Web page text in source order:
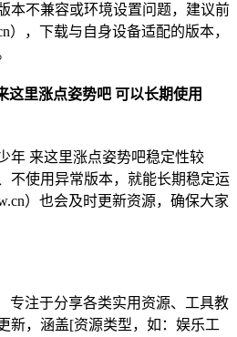
本不兼容或环境设置问题，建议前
），下载与自身设备适配的版本，
这里涨点姿势吧 可以长期使用
年 来这里涨点姿势吧稳定性较
不使用异常版本，就能长期稳定运
）也会及时更新资源，确保大家
专注于分享各类实用资源、工具教
新，涵盖[资源类型，如：娱乐工